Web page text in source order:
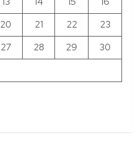
20 21 22
23
27 28 29
30